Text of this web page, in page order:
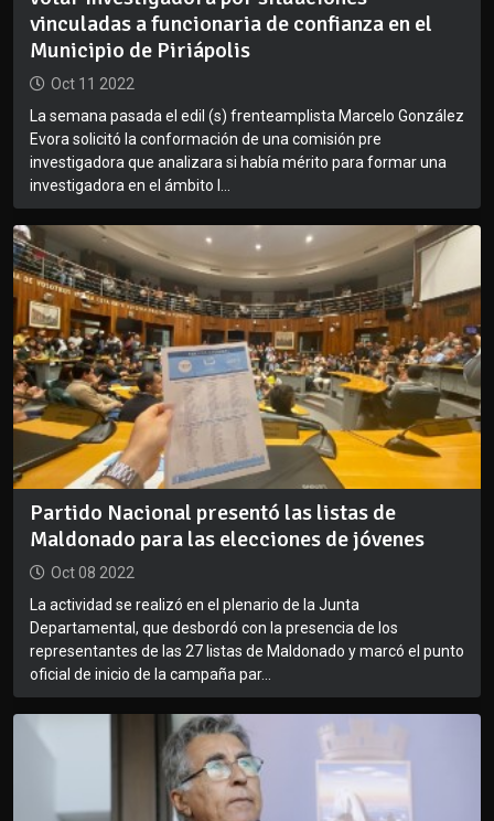
vinculadas a funcionaria de confianza en el
Municipio de Piriápolis
Oct 11 2022
La semana pasada el edil (s) frenteamplista Marcelo González
Evora solicitó la conformación de una comisión pre
investigadora que analizara si había mérito para formar una
investigadora en el ámbito l...
Partido Nacional presentó las listas de
Maldonado para las elecciones de jóvenes
Oct 08 2022
La actividad se realizó en el plenario de la Junta
Departamental, que desbordó con la presencia de los
representantes de las 27 listas de Maldonado y marcó el punto
oficial de inicio de la campaña par...